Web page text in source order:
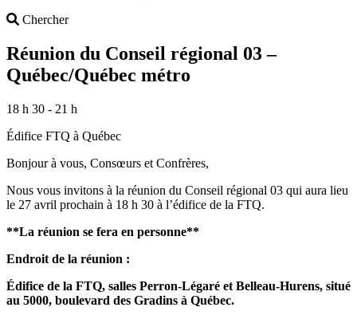
ChercherSearch
Réunion du Conseil régional 03 –
Québec/Québec métro
18 h 30 - 21 h
Édifice FTQ à Québec
Bonjour à vous, Consœurs et Confrères,
Nous vous invitons à la réunion du Conseil régional 03 qui aura lieu
le 27 avril prochain à 18 h 30 à l’édifice de la FTQ.
**La réunion se fera en personne**
Endroit de la réunion :
Édifice de la FTQ, salles Perron-Légaré et Belleau-Hurens, situé
au 5000, boulevard des Gradins à Québec.